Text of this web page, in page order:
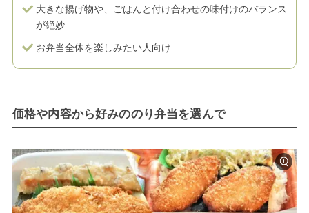
大きな揚げ物や、ごはんと付け合わせの味付けのバランス
が絶妙
お弁当全体を楽しみたい人向け
価格や内容から好みののり弁当を選んで